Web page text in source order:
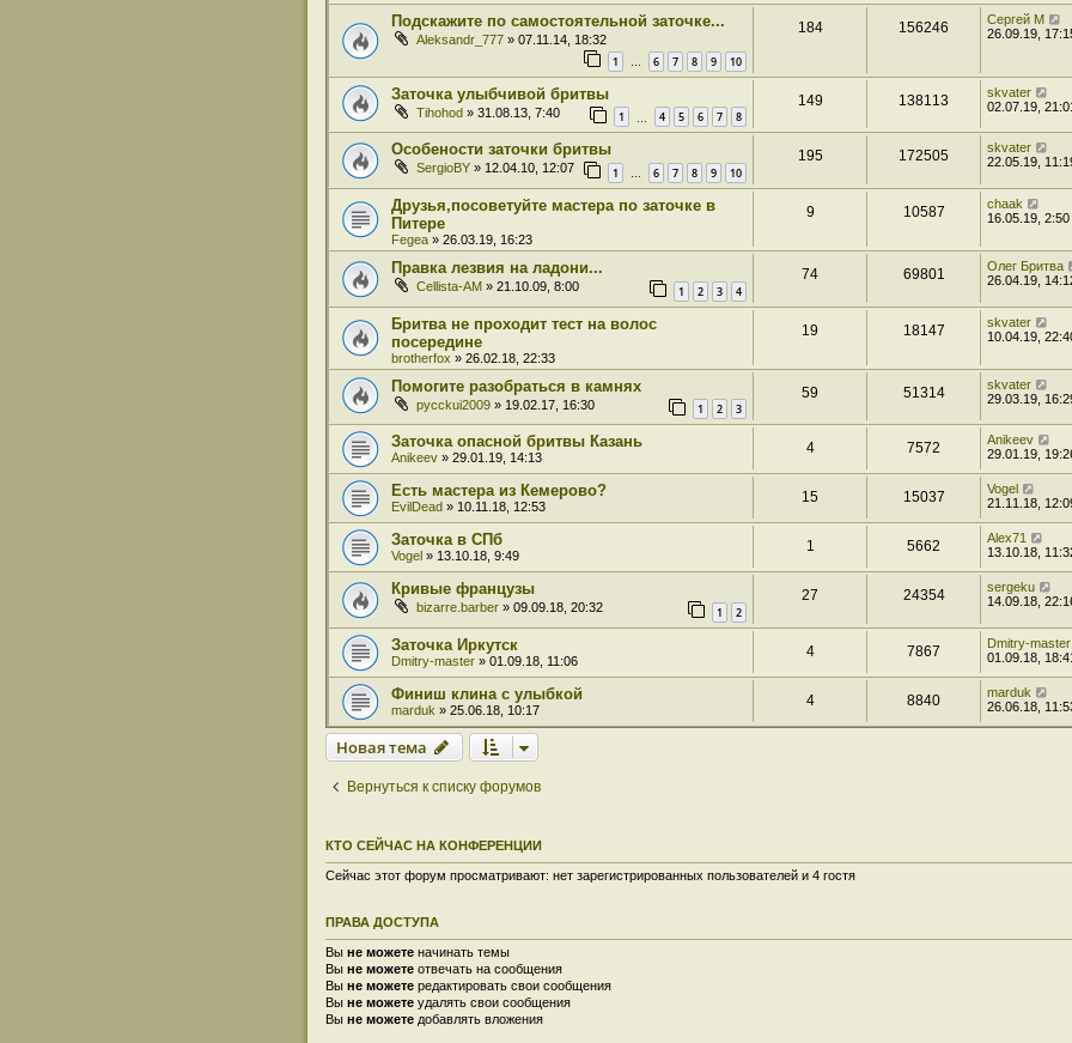
Подскажите по самостоятельной заточке...
Aleksandr_777 » 07.11.14, 18:32
1 … 6 7 8 9 10
184 156246
Сергей М
26.09.19,
Заточка улыбчивой бритвы
Tihohod » 31.08.13, 7:40 1 4 5 6 7 8
149 138113
skvater
02.07.19,
Особености заточки бритвы
SergioBY » 12.04.10, 12:07 1 … 6 7 8 9 10
195 172505
skvater
22.05.19,
Друзья,посоветуйте мастера по заточке в
Питере
Fegea » 26.03.19, 16:23
9 10587
chaak
16.05.19, 2:50
Правка лезвия на ладони...
Cellista-AM » 21.10.09, 8:00 1 2 3 4
74 69801
Олег Бритва
26.04.19,
Бритва не проходит тест на волос
посередине
brotherfox » 26.02.18, 22:33
19 18147
skvater
10.04.19,
Помогите разобраться в камнях
pycckui2009 » 19.02.17, 16:30 1 2 3
59 51314
skvater
29.03.19,
Заточка опасной бритвы Казань
Anikeev » 29.01.19, 14:13
4 7572
Anikeev
29.01.19,
Есть мастера из Кемерово?
EvilDead » 10.11.18, 12:53
15 15037
Vogel
21.11.18,
Заточка в СПб
Vogel » 13.10.18, 9:49
1 5662
Alex71
13.10.18,
Кривые французы
bizarre.barber » 09.09.18, 20:32 1 2
27 24354
sergeku
14.09.18,
Заточка Иркутск
Dmitry-master » 01.09.18, 11:06
4 7867
Dmitry-master
01.09.18,
Финиш клина с улыбкой
marduk » 25.06.18, 10:17
4 8840
marduk
26.06.18,
Новая тема
Вернуться к списку форумов
КТО СЕЙЧАС НА КОНФЕРЕНЦИИ
Сейчас этот форум просматривают: нет зарегистрированных пользователей и 4 гостя
ПРАВА ДОСТУПА
Вы не можете начинать темы
Вы не можете отвечать на сообщения
Вы не можете редактировать свои сообщения
Вы не можете удалять свои сообщения
Вы не можете добавлять вложения